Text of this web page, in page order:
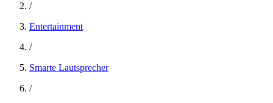
/
Entertainment
/
Smarte Lautsprecher
/